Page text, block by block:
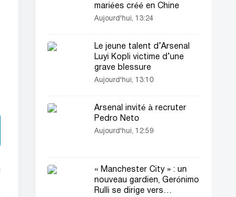
mariées créé en Chine
Aujourd'hui, 13:24
Le jeune talent d’Arsenal
Luyi Kopli victime d’une
grave blessure
Aujourd'hui, 13:10
Arsenal invité à recruter
Pedro Neto
Aujourd'hui, 12:59
« Manchester City » : un
nouveau gardien, Gerónimo
Rulli se dirige vers